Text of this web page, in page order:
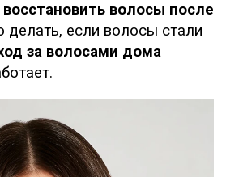
восстановить волосы после
делать, если волосы стали
за волосами дома